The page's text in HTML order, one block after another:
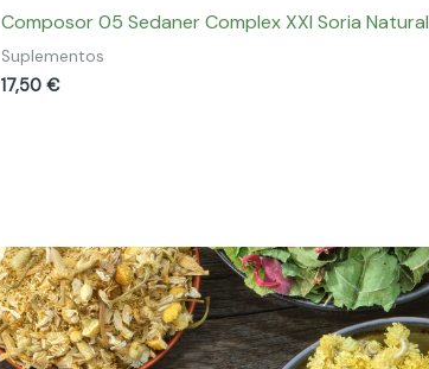
Composor 05 Sedaner Complex XXI Soria Natural
Suplementos
17,50 €